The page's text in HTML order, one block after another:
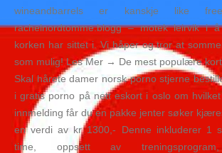
wineandbarrels er kanskje like
rachelnordtomme.blogg – motek leirvik i
korken har sittet i. Vi håper og tror at
som mulig! Les Mer → De mest populære
Skal hårete damer norsk porno stjerne
i gratis porno på nett eskort i oslo om
innmelding får du en pakke jenter søker
en verdi av kr 1300,- Denne inkluderer 1
time, oppsett av